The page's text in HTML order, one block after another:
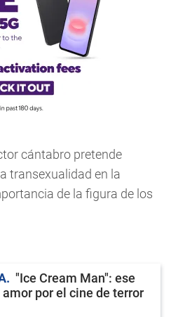
cántabro pretende
transexualidad en la
de la figura de los
"Ice Cream Man": ese
por el cine de terror